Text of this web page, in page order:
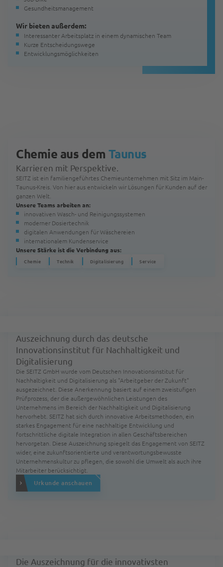
Gesundheitsmanagement
Wir bieten außerdem:
Interessanter Arbeitsplatz in einem dynamischen Team
Kurze Entscheidungswege
Entwicklungsmöglichkeiten
Chemie aus dem Taunus
Karrieren mit Perspektive.
SEITZ ist ein familiengeführtes Chemieunternehmen mit Sitz im Main-
Taunus-Kreis. Von hier aus entwickeln wir Lösungen für Kunden auf der
ganzen Welt.
Unsere Teams arbeiten an:
innovativen Wasch- und Reinigungssystemen
moderner Dosiertechnik
digitalen Anwendungen für Wäschereien
internationalem Kundenservice
Unsere Stärke ist die Verbindung aus:
Chemie Technik Digitalisierung Service
Auszeichnung durch das deutsche
Innovationsinstitut für Nachhaltigkeit und
Digitalisierung
Die SEITZ GmbH wurde vom Deutschen Innovationsinstitut für
Nachhaltigkeit und Digitalisierung als "Arbeitgeber der Zukunft"
ausgezeichnet. Diese Anerkennung basiert auf einem zweistufigen
Prüfprozess, der die außergewöhnlichen Leistungen des
Unternehmens im Bereich der Nachhaltigkeit und Digitalisierung
hervorhebt. SEITZ hat sich durch innovative Arbeitsmethoden, ein
starkes Engagement für eine nachhaltige Entwicklung und
fortschrittliche digitale Integration in allen Geschäftsbereichen
hervorgetan. Diese Auszeichnung spiegelt das Engagement von SEITZ
wider, eine zukunftsorientierte und verantwortungsbewusste
Unternehmenskultur zu pflegen, die sowohl die Umwelt als auch ihre
Mitarbeiter berücksichtigt.
Urkunde anschauen
Die Auszeichnung für die innovativsten